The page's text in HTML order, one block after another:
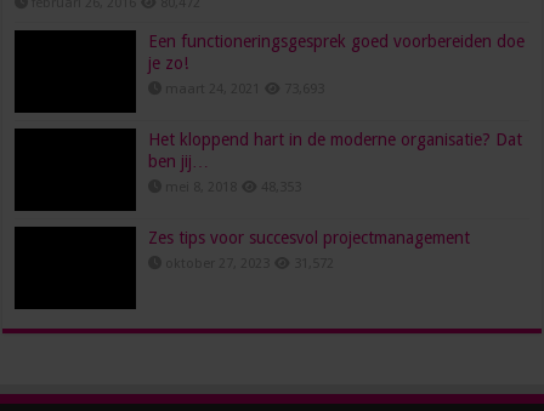
Een functioneringsgesprek goed voorbereiden doe
je zo!
Het kloppend hart in de moderne organisatie? Dat
ben jij…
Zes tips voor succesvol projectmanagement